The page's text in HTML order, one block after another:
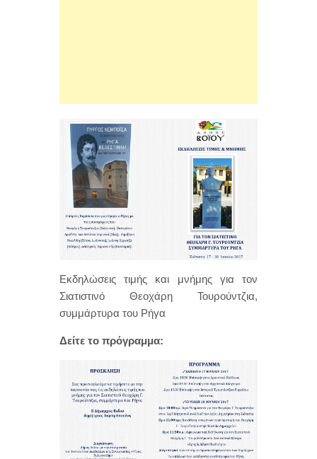
Εκδηλώσεις τιμής και μνήμης για τον
Σιατιστινό Θεοχάρη Τουρούντζια,
συμμάρτυρα του Ρήγα
Δείτε το πρόγραμμα: